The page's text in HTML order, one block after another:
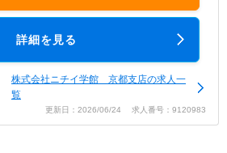
詳細を見る
株式会社ニチイ学館 京都支店の求人一
覧
更新日：2026/06/24 求人番号：9120983